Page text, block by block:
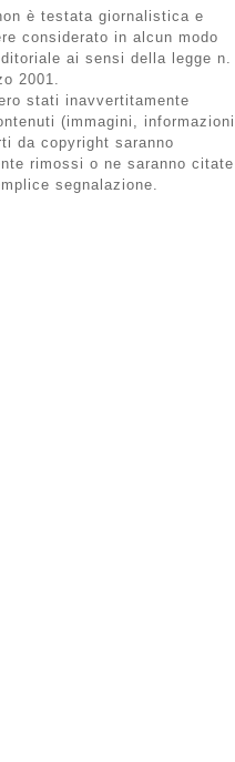
è testata giornalistica e
considerato in alcun modo
ai sensi della legge n.
2001.
stati inavvertitamente
(immagini, informazioni
da copyright saranno
rimossi o ne saranno citate
segnalazione.